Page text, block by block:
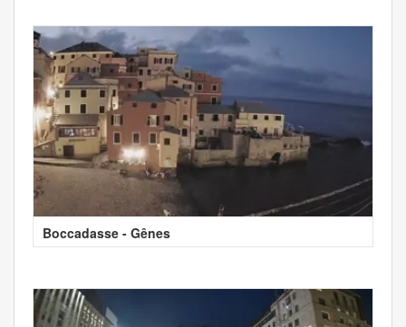
Boccadasse - Gênes